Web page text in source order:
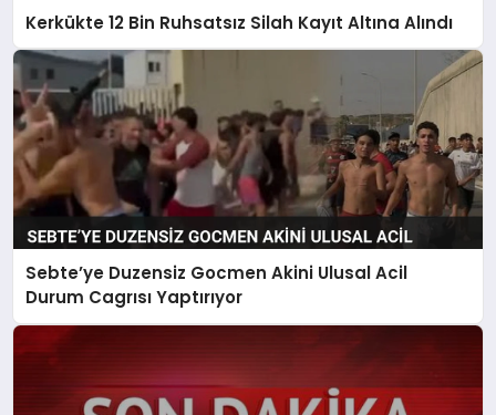
Kerkükte 12 Bin Ruhsatsız Silah Kayıt Altına Alındı
Sebte’ye Duzensiz Gocmen Akini Ulusal Acil
Durum Cagrısı Yaptırıyor